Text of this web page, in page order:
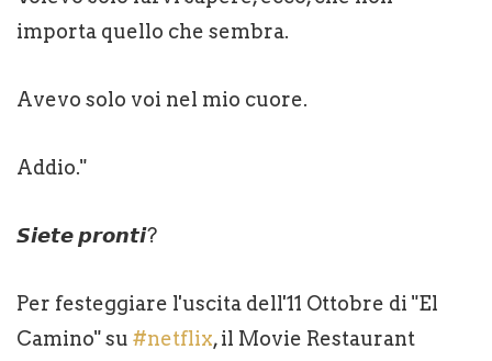
importa quello che sembra.
Avevo solo voi nel mio cuore.
Addio."
𝙎𝙞𝙚𝙩𝙚 𝙥𝙧𝙤𝙣𝙩𝙞?
Per festeggiare l'uscita dell'11 Ottobre di "El
Camino" su #netflix, il Movie Restaurant